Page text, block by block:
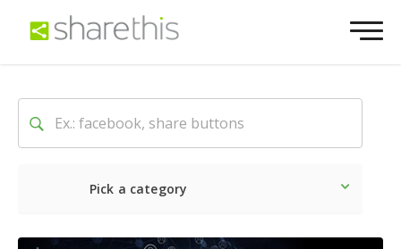
Pick a category
Neueste Sozial